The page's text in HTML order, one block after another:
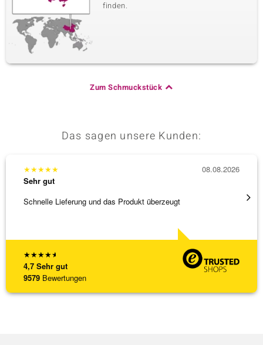
finden.
Zum Schmuckstück
Das sagen unsere Kunden:
★★★★★
4,7 Sehr gut
9579 Bewertungen
★★★★★
Sehr gut
Schnelle Lieferung und das Produkt überzeugt
08.08.2026